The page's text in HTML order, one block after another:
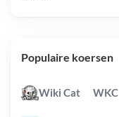
Populaire koersen
Wiki Cat WKC